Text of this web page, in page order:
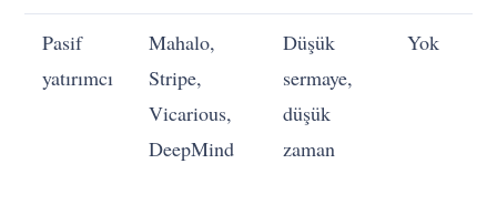
Pasif
yatırımcı
Mahalo,
Stripe,
Vicarious,
DeepMind
Düşük
sermaye,
düşük
zaman
Yok